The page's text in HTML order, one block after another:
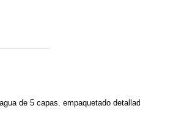
de 5 capas. empaquetado detallado